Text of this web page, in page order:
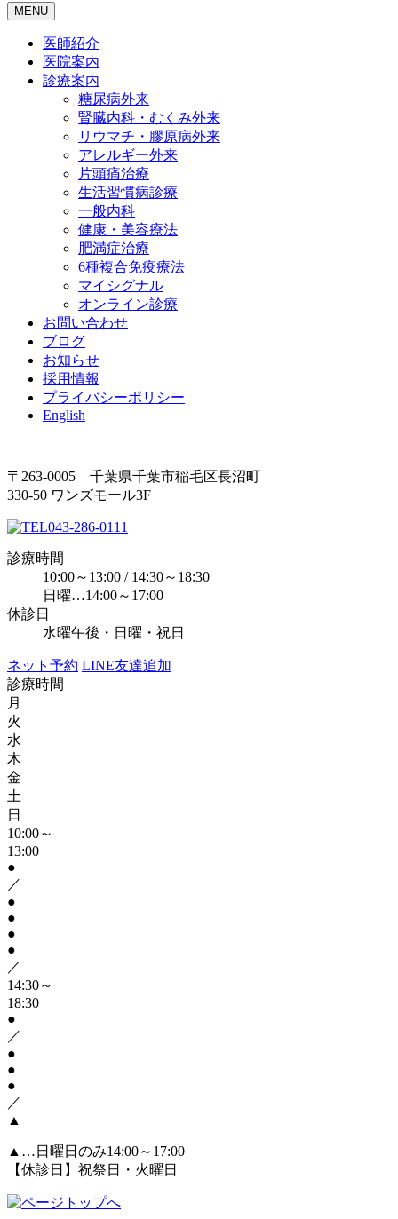
MENU
医師紹介
医院案内
診療案内
糖尿病外来
腎臓内科・むくみ外来
リウマチ・膠原病外来
アレルギー外来
片頭痛治療
生活習慣病診療
一般内科
健康・美容療法
肥満症治療
6種複合免疫療法
マイシグナル
オンライン診療
お問い合わせ
ブログ
お知らせ
採用情報
プライバシーポリシー
English
〒263-0005 千葉県千葉市稲毛区長沼町
330-50 ワンズモール3F
043-286-0111
診療時間
10:00～13:00 / 14:30～18:30
日曜…14:00～17:00
休診日
水曜午後・日曜・祝日
ネット予約 LINE友達追加
診療時間
月
火
水
木
金
土
日
10:00～
13:00
●
／
●
●
●
●
／
14:30～
18:30
●
／
●
●
●
／
▲
▲ …日曜日のみ14:00～17:00
【休診日】祝祭日・火曜日